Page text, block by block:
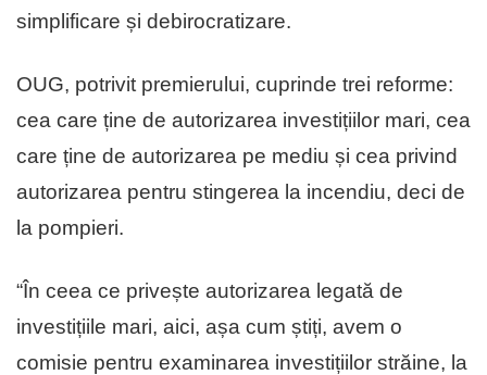
simplificare și debirocratizare.
OUG, potrivit premierului, cuprinde trei reforme:
cea care ține de autorizarea investițiilor mari, cea
care ține de autorizarea pe mediu și cea privind
autorizarea pentru stingerea la incendiu, deci de
la pompieri.
“În ceea ce privește autorizarea legată de
investițiile mari, aici, așa cum știți, avem o
comisie pentru examinarea investițiilor străine, la